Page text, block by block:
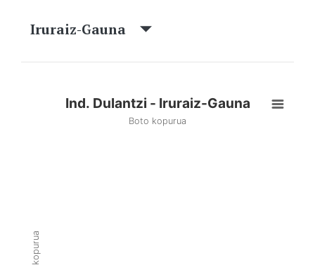
Iruraiz-Gauna
Ind. Dulantzi - Iruraiz-Gauna
Boto kopurua